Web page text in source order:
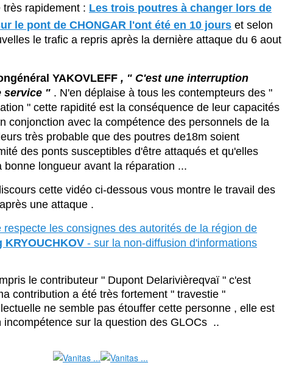
rapidement : Les trois poutres à changer lors de
le pont de CHONGAR l'ont été en 10 jours et selon
le trafic a repris après la dernière attaque du 6 aout
YAKOVLEFF , " C'est une interruption
service " . N'en déplaise à tous les contempteurs des "
" cette rapidité est la conséquence de leur capacités
conjonction avec la compétence des personnels de la
très probable que des poutres de18m soient
des ponts susceptibles d'être attaqués et qu'elles
bonne longueur avant la réparation ...
cette vidéo ci-dessous vous montre le travail des
une attaque .
respecte les consignes des autorités de la région de
KRYOUCHKOV - sur la non-diffusion d'informations
le contributeur " Dupont Delarivièreqvaï " c'est
contribution a été très fortement " travestie "
ne semble pas étouffer cette personne , elle est
incompétence sur la question des GLOCs ..